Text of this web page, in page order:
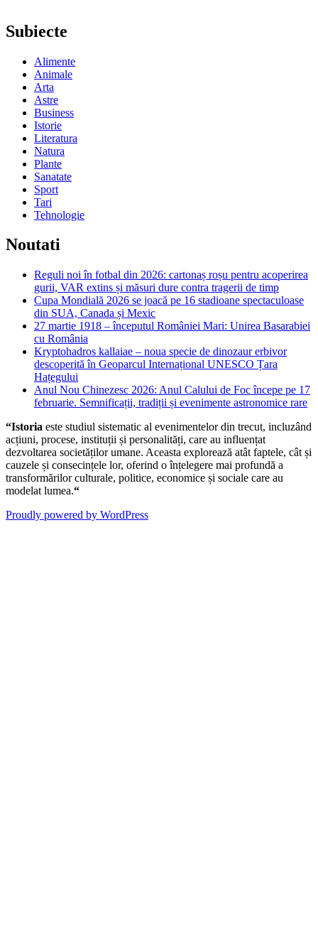
Subiecte
Alimente
Animale
Arta
Astre
Business
Istorie
Literatura
Natura
Plante
Sanatate
Sport
Tari
Tehnologie
Noutati
Reguli noi în fotbal din 2026: cartonaș roșu pentru acoperirea
gurii, VAR extins și măsuri dure contra tragerii de timp
Cupa Mondială 2026 se joacă pe 16 stadioane spectaculoase
din SUA, Canada și Mexic
27 martie 1918 – începutul României Mari: Unirea Basarabiei
cu România
Kryptohadros kallaiae – noua specie de dinozaur erbivor
descoperită în Geoparcul Internațional UNESCO Țara
Hațegului
Anul Nou Chinezesc 2026: Anul Calului de Foc începe pe 17
februarie. Semnificații, tradiții și evenimente astronomice rare
“Istoria este studiul sistematic al evenimentelor din trecut, incluzând
acțiuni, procese, instituții și personalități, care au influențat
dezvoltarea societăților umane. Aceasta explorează atât faptele, cât și
cauzele și consecințele lor, oferind o înțelegere mai profundă a
transformărilor culturale, politice, economice și sociale care au
modelat lumea.“
Proudly powered by WordPress